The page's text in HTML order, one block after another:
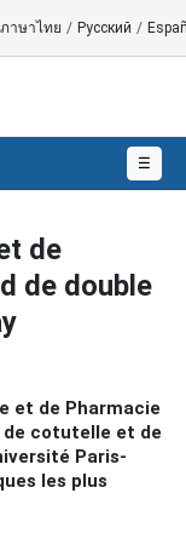
ภาษาไทย / Русский /
☰
de
de double
et de Pharmacie
de cotutelle et de
Paris-
les plus